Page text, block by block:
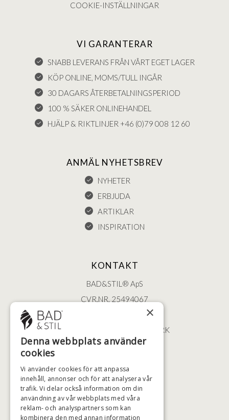
COOKIE-INSTÄLLNINGAR
VI GARANTERAR
SNABB LEVERANS FRÅN VÅRT EGET LAGER
KÖP ONLINE, MOMS/TULL INGÅR
30 DAGARS ÅTERBETALNINGSPERIOD
100 % SÄKER ONLINEHANDEL
HJÄLP & RIKTLINJER +46 (0)79 008 12 60
ANMÄL NYHETSBREV
NYHETER
ERBJUDA
ARTIKLAR
INSPIRATION
KONTAKT
BAD&STIL® ApS
CVR.NR. 25494067
ØSTERBROGADE 202
2100 KØBENHAVN • DANMARK
+46 (0)79 008 12 60
HÖGSTA KREDITVÄRDIGHET
×
Denna webbplats använder
cookies
Vi använder cookies för att anpassa
innehåll, annonser och för att analysera vår
trafik. Vi delar också information om din
användning av vår webbplats med våra
reklam- och analyspartners som kan
kombinera den med annan information